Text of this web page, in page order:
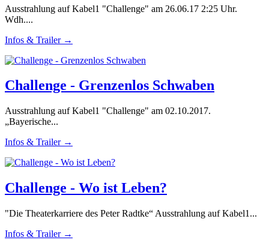
Ausstrahlung auf Kabel1 "Challenge" am 26.06.17 2:25 Uhr.
Wdh....
Infos & Trailer →
Challenge - Grenzenlos Schwaben
Ausstrahlung auf Kabel1 "Challenge" am 02.10.2017.
„Bayerische...
Infos & Trailer →
Challenge - Wo ist Leben?
"Die Theaterkarriere des Peter Radtke“ Ausstrahlung auf Kabel1...
Infos & Trailer →